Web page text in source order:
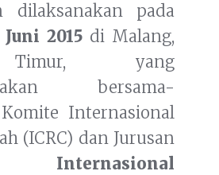
dilaksanakan pada
Juni 2015 di Malang,
yang
bersama-
Internasional
(ICRC) dan Jurusan
Internasional